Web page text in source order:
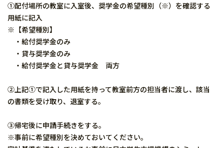
①配付場所の教室に入室後、奨学金の希望種別（※）を確認する
用紙に記入
※【希望種別】
・給付奨学金のみ
・貸与奨学金のみ
・給付奨学金と貸与奨学金 両方
②上記①で記入した用紙を持って教室前方の担当者に渡し、該当
の書類を受け取り、退室する。
③帰宅後に申請手続きをする。
※事前に希望種別を決めておいてください。